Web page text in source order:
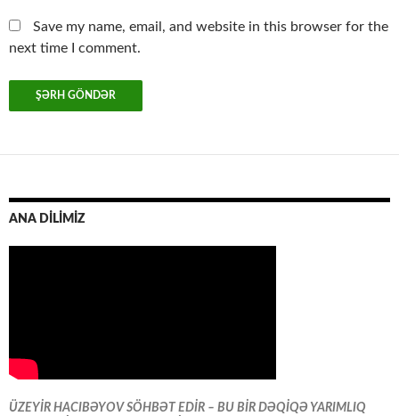
Save my name, email, and website in this browser for the
next time I comment.
ANA DİLİMİZ
ÜZEYİR HACIBƏYOV SÖHBƏT EDİR – BU BİR DƏQİQƏ YARIMLIQ